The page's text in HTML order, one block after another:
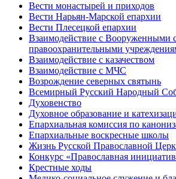
Вести монастырей и приходов
Вести Нарьян-Марской епархии
Вести Плесецкой епархии
Взаимодействие с Вооруженными
правоохранительными
Взаимодействие с казачеством
Взаимодействие с МЧС
Возрождение северных святынь
Всемирный Русский Народный
Духовенство
Духовное образование и
Епархиальная комиссия по
Епархиальные воскресные школы
Жизнь Русской Православной
Конкурс «Православная
Крестные ходы